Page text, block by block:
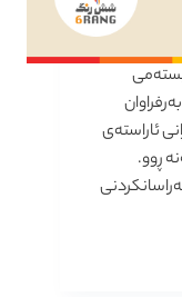
سیستەمی
ئاراستەی
ڕوو.